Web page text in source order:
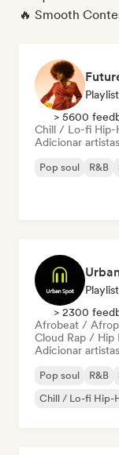
🔥 Smooth
Playlist
> 5600
Chill / Lo-fi Hip-
Adicionar
Pop soul R&B
Playlist
> 2300
Afrobeat /
Cloud Rap / Hip
Adicionar
Pop soul R&B
Chill / Lo-fi Hip-